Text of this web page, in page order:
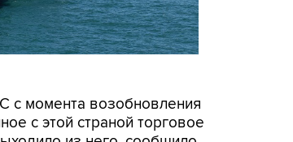
с момента возобновления
с этой страной торговое